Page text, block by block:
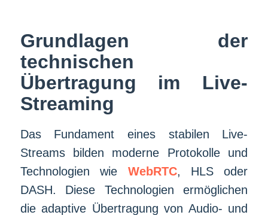
Grundlagen der
technischen
Übertragung im Live-
Streaming
Das Fundament eines stabilen Live-
Streams bilden moderne Protokolle und
Technologien wie WebRTC, HLS oder
DASH. Diese Technologien ermöglichen
die adaptive Übertragung von Audio- und